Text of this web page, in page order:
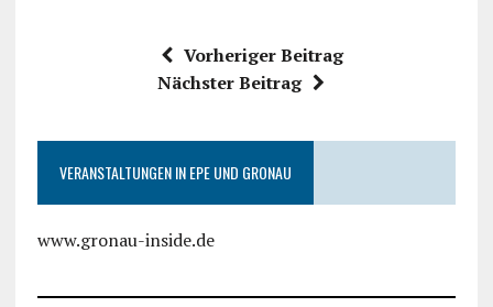
Vorheriger Beitrag
Nächster Beitrag
VERANSTALTUNGEN IN EPE UND GRONAU
www.gronau-inside.de